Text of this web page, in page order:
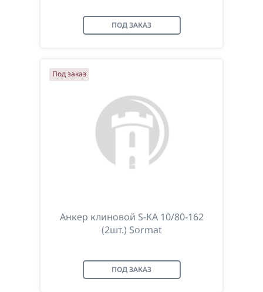
ПОД ЗАКАЗ
Анкер клиновой S-KA 10/80-162
(2шт.) Sormat
ПОД ЗАКАЗ
Под заказ